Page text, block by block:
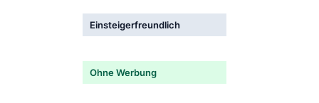
Einsteigerfreundlich
Ohne Werbung